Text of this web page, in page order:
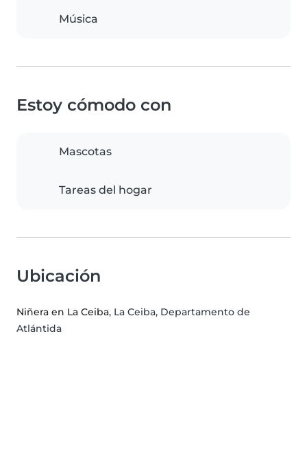
Música
Estoy cómodo con
Mascotas
Tareas del hogar
Ubicación
Niñera en La Ceiba, La Ceiba, Departamento de
Atlántida